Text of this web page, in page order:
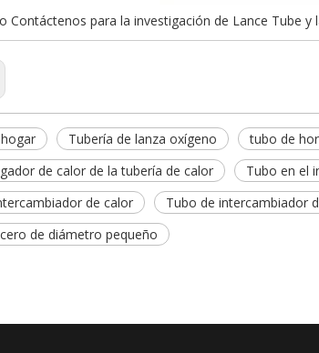
Contáctenos para la investigación de Lance Tube y
Tubería de lanza oxígeno tubo de
de calor de la tubería de calor
Tubo en el
de calor
Tubo de intercambiador
de diámetro pequeño